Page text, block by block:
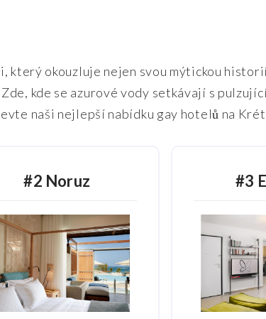
který okouzluje nejen svou mýtickou
kde se azurové vody setkávají s
naši nejlepší nabídku gay hotelů na
#2 Noruz #3